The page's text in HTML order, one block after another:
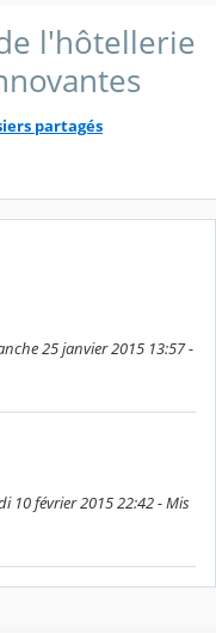
l'hôtellerie
partagés
25 janvier 2015 13:57 -
10 février 2015 22:42 - Mis